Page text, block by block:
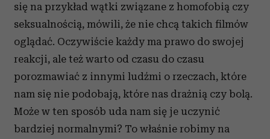
Partnerzy mogą połączyć te informacje z innymi danymi
otrzymanymi od Ciebie lub uzyskanymi podczas
korzystania z ich usług.
się na przykład wątki związane z homofobią czy
seksualnością, mówili, że nie chcą takich filmów
oglądać. Oczywiście każdy ma prawo do swojej
reakcji, ale też warto od czasu do czasu
porozmawiać z innymi ludźmi o rzeczach, które
nam się nie podobają, które nas drażnią czy bolą.
Może w ten sposób uda nam się je uczynić
bardziej normalnymi? To właśnie robimy na